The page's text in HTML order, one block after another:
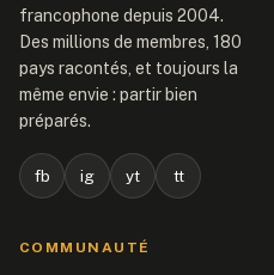
francophone depuis 2004.
Des millions de membres, 180
pays racontés, et toujours la
même envie : partir bien
préparés.
fb ig yt tt
COMMUNAUTÉ